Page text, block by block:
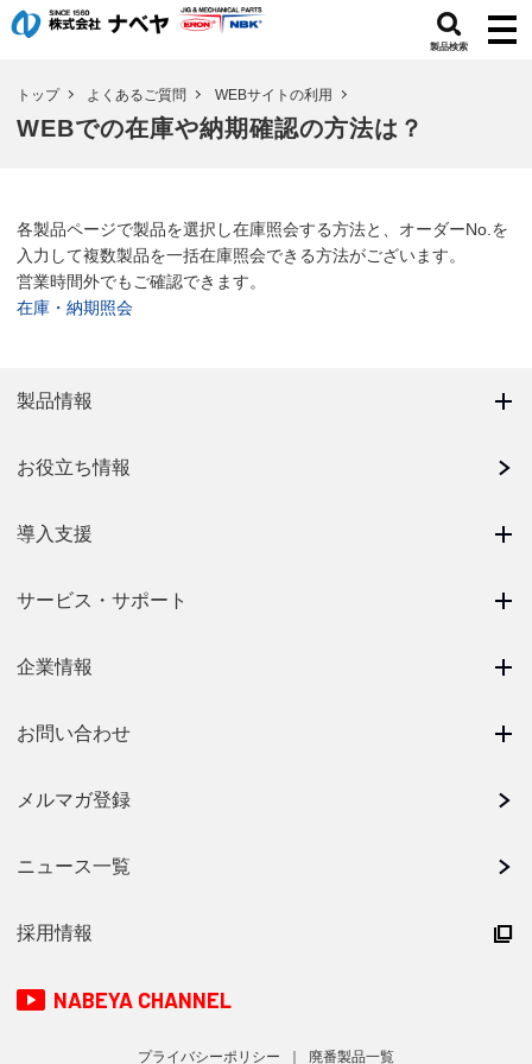
製品検索
トップ よくあるご質問 WEBサイトの利用
WEBでの在庫や納期確認の方法は？
各製品ページで製品を選択し在庫照会する方法と、オーダーNo.を
入力して複数製品を一括在庫照会できる方法がございます。
営業時間外でもご確認できます。
在庫・納期照会
製品情報
お役立ち情報
導入支援
サービス・サポート
企業情報
お問い合わせ
メルマガ登録
ニュース一覧
採用情報
NABEYA CHANNEL
プライバシーポリシー 廃番製品一覧